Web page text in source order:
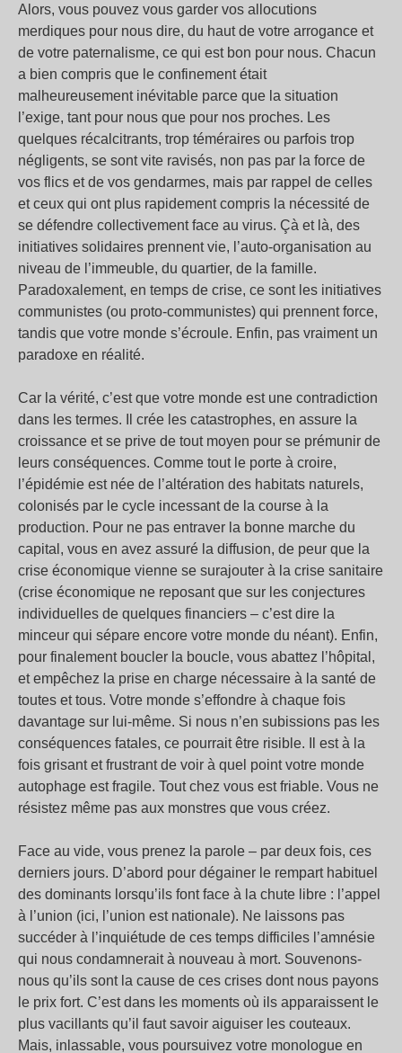
Alors, vous pouvez vous garder vos allocutions
merdiques pour nous dire, du haut de votre arrogance et
de votre paternalisme, ce qui est bon pour nous. Chacun
a bien compris que le confinement était
malheureusement inévitable parce que la situation
l’exige, tant pour nous que pour nos proches. Les
quelques récalcitrants, trop téméraires ou parfois trop
négligents, se sont vite ravisés, non pas par la force de
vos flics et de vos gendarmes, mais par rappel de celles
et ceux qui ont plus rapidement compris la nécessité de
se défendre collectivement face au virus. Çà et là, des
initiatives solidaires prennent vie, l’auto-organisation au
niveau de l’immeuble, du quartier, de la famille.
Paradoxalement, en temps de crise, ce sont les initiatives
communistes (ou proto-communistes) qui prennent force,
tandis que votre monde s’écroule. Enfin, pas vraiment un
paradoxe en réalité.
Car la vérité, c’est que votre monde est une contradiction
dans les termes. Il crée les catastrophes, en assure la
croissance et se prive de tout moyen pour se prémunir de
leurs conséquences. Comme tout le porte à croire,
l’épidémie est née de l’altération des habitats naturels,
colonisés par le cycle incessant de la course à la
production. Pour ne pas entraver la bonne marche du
capital, vous en avez assuré la diffusion, de peur que la
crise économique vienne se surajouter à la crise sanitaire
(crise économique ne reposant que sur les conjectures
individuelles de quelques financiers – c’est dire la
minceur qui sépare encore votre monde du néant). Enfin,
pour finalement boucler la boucle, vous abattez l’hôpital,
et empêchez la prise en charge nécessaire à la santé de
toutes et tous. Votre monde s’effondre à chaque fois
davantage sur lui-même. Si nous n’en subissions pas les
conséquences fatales, ce pourrait être risible. Il est à la
fois grisant et frustrant de voir à quel point votre monde
autophage est fragile. Tout chez vous est friable. Vous ne
résistez même pas aux monstres que vous créez.
Face au vide, vous prenez la parole – par deux fois, ces
derniers jours. D’abord pour dégainer le rempart habituel
des dominants lorsqu’ils font face à la chute libre : l’appel
à l’union (ici, l’union est nationale). Ne laissons pas
succéder à l’inquiétude de ces temps difficiles l’amnésie
qui nous condamnerait à nouveau à mort. Souvenons-
nous qu’ils sont la cause de ces crises dont nous payons
le prix fort. C’est dans les moments où ils apparaissent le
plus vacillants qu’il faut savoir aiguiser les couteaux.
Mais, inlassable, vous poursuivez votre monologue en